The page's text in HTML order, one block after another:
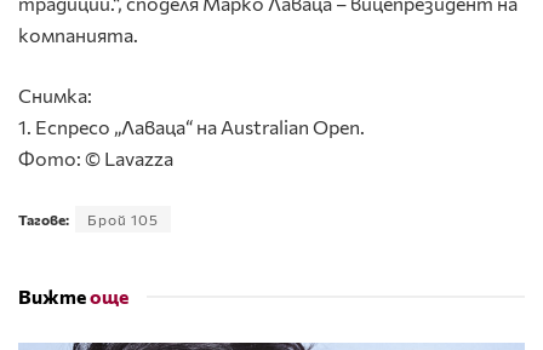
компанията.
Снимка:
1. Еспресо „Лаваца“ на Australian Open.
Фото: © Lavazza
Тагове: Брой 105
Вижтеоще